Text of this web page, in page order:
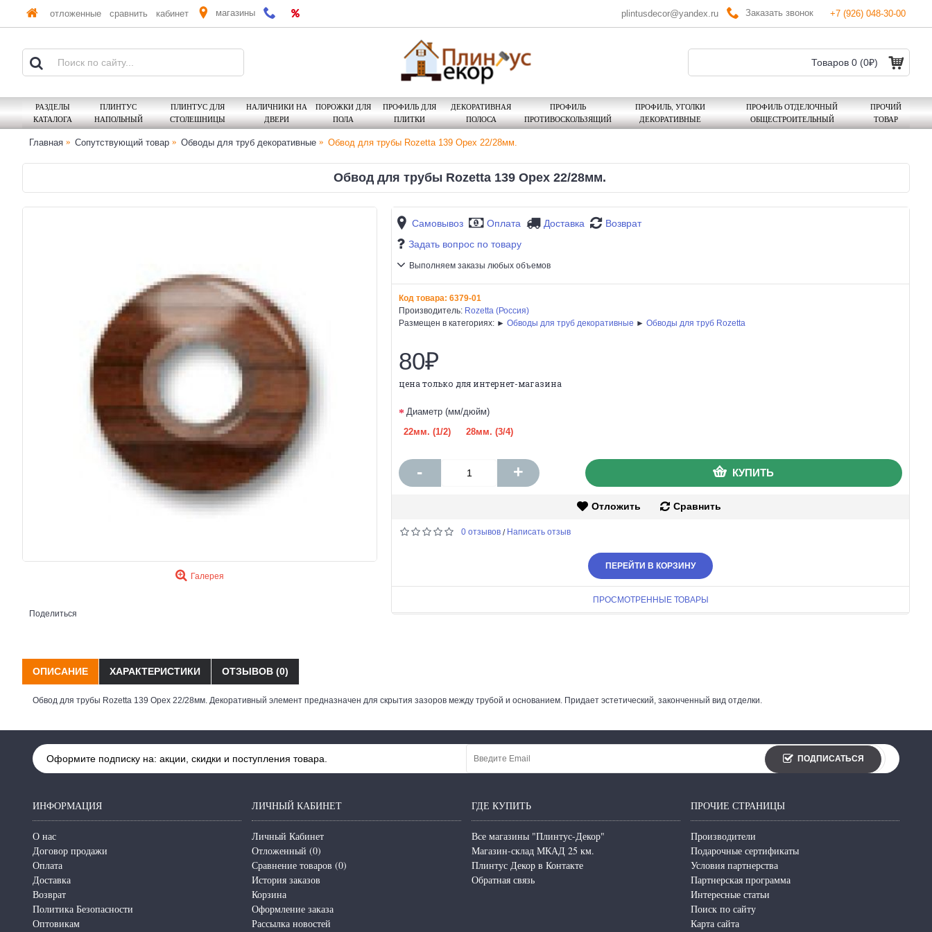
отложенные сравнить кабинет магазины plintusdecor@yandex.ru Заказать звонок +7 (926) 048-30-00
Товаров 0 (0₽)
РАЗДЕЛЫ
КАТАЛОГА
ПЛИНТУС
НАПОЛЬНЫЙ
ПЛИНТУС ДЛЯ
СТОЛЕШНИЦЫ
НАЛИЧНИКИ НА
ДВЕРИ
ПОРОЖКИ ДЛЯ
ПОЛА
ПРОФИЛЬ ДЛЯ
ПЛИТКИ
ДЕКОРАТИВНАЯ
ПОЛОСА
ПРОФИЛЬ
ПРОТИВОСКОЛЬЗЯЩИЙ
ПРОФИЛЬ, УГОЛКИ
ДЕКОРАТИВНЫЕ
ПРОФИЛЬ ОТДЕЛОЧНЫЙ
ОБЩЕСТРОИТЕЛЬНЫЙ
ПРОЧИЙ
ТОВАР
Главная Сопутствующий товар Обводы для труб декоративные Обвод для трубы Rozetta 139 Орех 22/28мм.
Обвод для трубы Rozetta 139 Орех 22/28мм.
Галерея
Поделиться
Самовывоз Оплата Доставка
Возврат
Задать вопрос по товару
Выполняем заказы любых объемов
Код товара: 6379-01
Производитель: Rozetta (Россия)
Размещен в категориях: ► Обводы для труб декоративные ► Обводы для труб Rozetta
80₽
цена только для интернет-магазина
Диаметр (мм/дюйм)
22мм. (1/2)
28мм. (3/4)
- + КУПИТЬ
Отложить Сравнить
0 отзывов / Написать отзыв
ПЕРЕЙТИ В КОРЗИНУ
ПРОСМОТРЕННЫЕ ТОВАРЫ
ОПИСАНИЕ ХАРАКТЕРИСТИКИ ОТЗЫВОВ (0)
Обвод для трубы Rozetta 139 Орех 22/28мм. Декоративный элемент предназначен для скрытия зазоров между трубой и основанием. Придает эстетический, законченный вид отделки.
Оформите подписку на: акции, скидки и поступления товара. ПОДПИСАТЬСЯ
ИНФОРМАЦИЯ
О нас
Договор продажи
Оплата
Доставка
Возврат
Политика Безопасности
Оптовикам
ЛИЧНЫЙ КАБИНЕТ
Личный Кабинет
Отложенный (0)
Сравнение товаров (0)
История заказов
Корзина
Оформление заказа
Рассылка новостей
ГДЕ КУПИТЬ
Все магазины "Плинтус-Декор"
Магазин-склад МКАД 25 км.
Плинтус Декор в Контакте
Обратная связь
ПРОЧИЕ СТРАНИЦЫ
Производители
Подарочные сертификаты
Условия партнерства
Партнерская программа
Интересные статьи
Поиск по сайту
Карта сайта